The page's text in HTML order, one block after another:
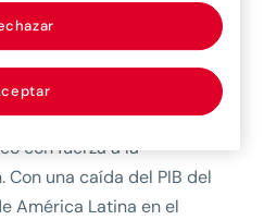
exterior alcanzó los
lo que conformaba
ascendente.
año, la grave crisis
con fuerza a la
Con una caída del PIB del
América Latina en el